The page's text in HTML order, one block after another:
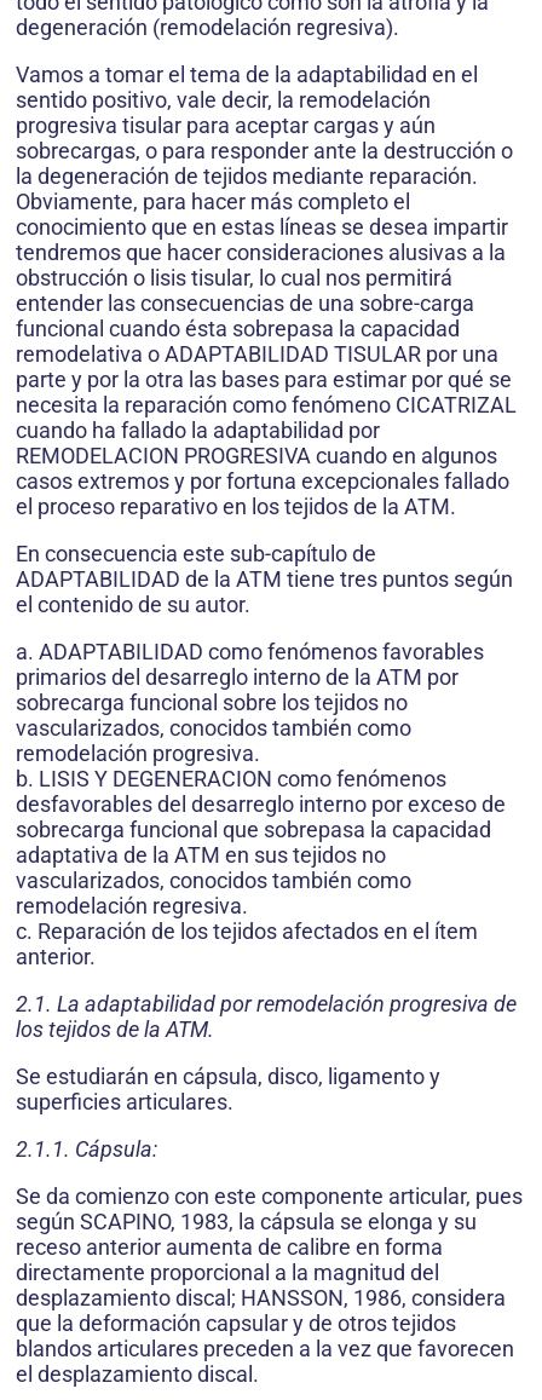
degeneración (remodelación regresiva).
Vamos a tomar el tema de la adaptabilidad en el
sentido positivo, vale decir, la remodelación
progresiva tisular para aceptar cargas y aún
sobrecargas, o para responder ante la destrucción o
la degeneración de tejidos mediante reparación.
Obviamente, para hacer más completo el
conocimiento que en estas líneas se desea impartir
tendremos que hacer consideraciones alusivas a la
obstrucción o lisis tisular, lo cual nos permitirá
entender las consecuencias de una sobre-carga
funcional cuando ésta sobrepasa la capacidad
remodelativa o ADAPTABILIDAD TISULAR por una
parte y por la otra las bases para estimar por qué se
necesita la reparación como fenómeno CICATRIZAL
cuando ha fallado la adaptabilidad por
REMODELACION PROGRESIVA cuando en algunos
casos extremos y por fortuna excepcionales fallado
el proceso reparativo en los tejidos de la ATM.
En consecuencia este sub-capítulo de
ADAPTABILIDAD de la ATM tiene tres puntos según
el contenido de su autor.
a. ADAPTABILIDAD como fenómenos favorables
primarios del desarreglo interno de la ATM por
sobrecarga funcional sobre los tejidos no
vascularizados, conocidos también como
remodelación progresiva.
b. LISIS Y DEGENERACION como fenómenos
desfavorables del desarreglo interno por exceso de
sobrecarga funcional que sobrepasa la capacidad
adaptativa de la ATM en sus tejidos no
vascularizados, conocidos también como
remodelación regresiva.
c. Reparación de los tejidos afectados en el ítem
anterior.
2.1. La adaptabilidad por remodelación progresiva de
los tejidos de la ATM.
Se estudiarán en cápsula, disco, ligamento y
superficies articulares.
2.1.1. Cápsula:
Se da comienzo con este componente articular, pues
según SCAPINO, 1983, la cápsula se elonga y su
receso anterior aumenta de calibre en forma
directamente proporcional a la magnitud del
desplazamiento discal; HANSSON, 1986, considera
que la deformación capsular y de otros tejidos
blandos articulares preceden a la vez que favorecen
el desplazamiento discal.